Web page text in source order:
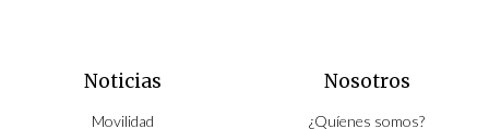
Noticias
Movilidad
Nosotros
¿Quíenes somos?